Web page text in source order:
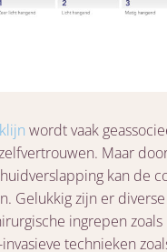
wordt vaak
Maar
kan de
Gelukkig zijn er
ingrepen
technieken